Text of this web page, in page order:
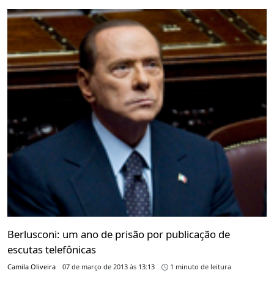
Berlusconi: um ano de prisão por publicação de
escutas telefônicas
Camila Oliveira 07 de março de 2013 às 13:13 1 minuto de leitura